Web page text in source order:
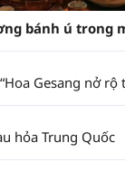
bánh ú trong
Gesang nở
hỏa Trung Quốc